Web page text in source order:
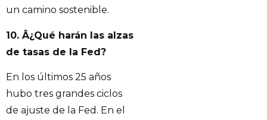
un camino sostenible.
10. Â¿Qué harán las alzas
de tasas de la Fed?
En los últimos 25 años
hubo tres grandes ciclos
de ajuste de la Fed. En el